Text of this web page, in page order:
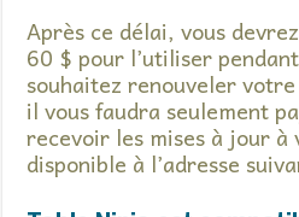
Après ce délai, vous
60 $ pour l’utiliser
souhaitez renouveler
il vous faudra seulement
recevoir les mises à jour
disponible à l’adresse